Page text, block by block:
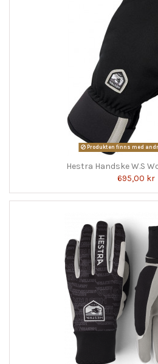
Produkten finns med
Hestra Handske W.S
695,00 kr